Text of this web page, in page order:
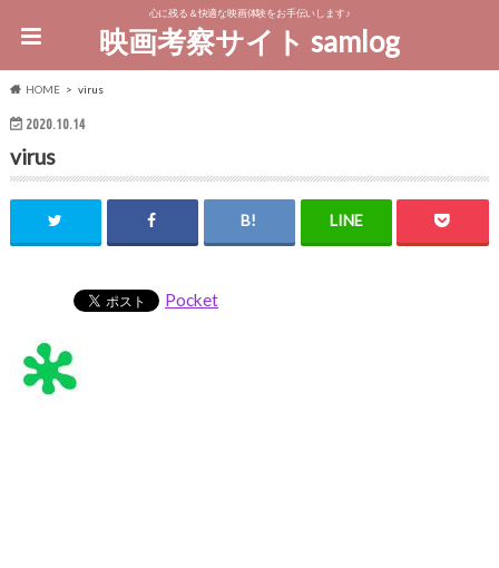
心に残る＆快適な映画体験をお手伝いします♪
映画考察サイト samlog
HOME virus
2020.10.14
virus
Pocket